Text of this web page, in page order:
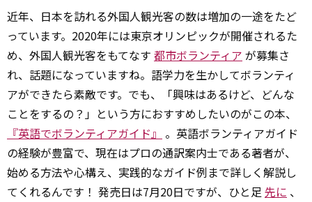
近年、日本を訪れる外国人観光客の数は増加の一途をたど
っています。2020年には東京オリンピックが開催されるた
め、外国人観光客をもてなす 都市ボランティア が募集さ
れ、話題になっていますね。語学力を生かしてボランティ
アができたら素敵です。でも、「興味はあるけど、どんな
ことをするの？」という方におすすめしたいのがこの本、
『英語でボランティアガイド』 。英語ボランティアガイド
の経験が豊富で、現在はプロの通訳案内士である著者が、
始める方法や心構え、実践的なガイド例まで詳しく解説し
てくれるんです！ 発売日は7月20日ですが、ひと足 先に 、